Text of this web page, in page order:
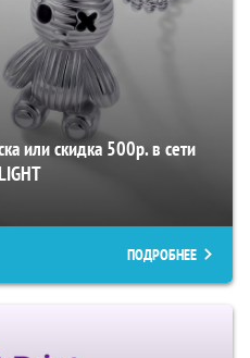
или скидка 500р. в сети
ПОДРОБНЕЕ